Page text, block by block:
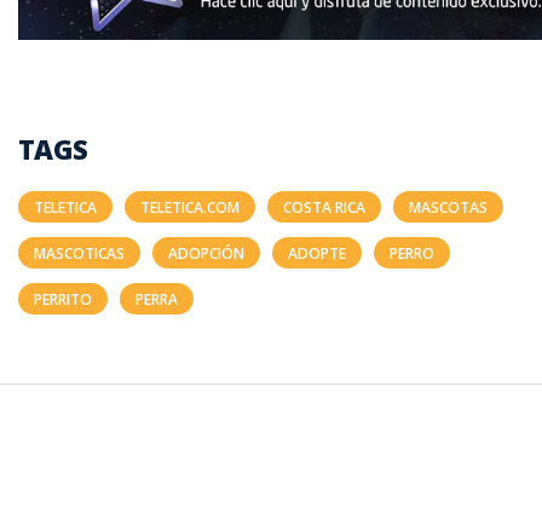
TAGS
TELETICA TELETICA.COM COSTA RICA MASCOTAS
MASCOTICAS ADOPCIÓN ADOPTE PERRO
PERRITO PERRA